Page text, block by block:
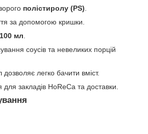
полістиролу (PS).
за допомогою кришки.
100 мл.
соусів та невеликих порцій
легко бачити вміст.
закладів HoReCa та доставки.